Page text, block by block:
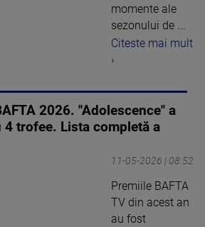
momente ale
sezonului de ...
Citeste mai mult
›
2026. "Adolescence" a
4 trofee. Lista completă a
11-05-2026 | 08:52
Premiile BAFTA
TV din acest an
au fost